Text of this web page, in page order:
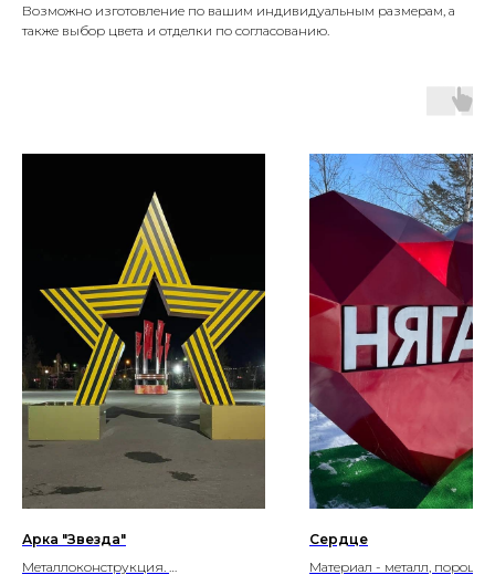
Возможно изготовление по вашим индивидуальным размерам, а
также выбор цвета и отделки по согласованию.
Арка "Звезда"
Металлоконструкция.
Сердце
Материал - металл,